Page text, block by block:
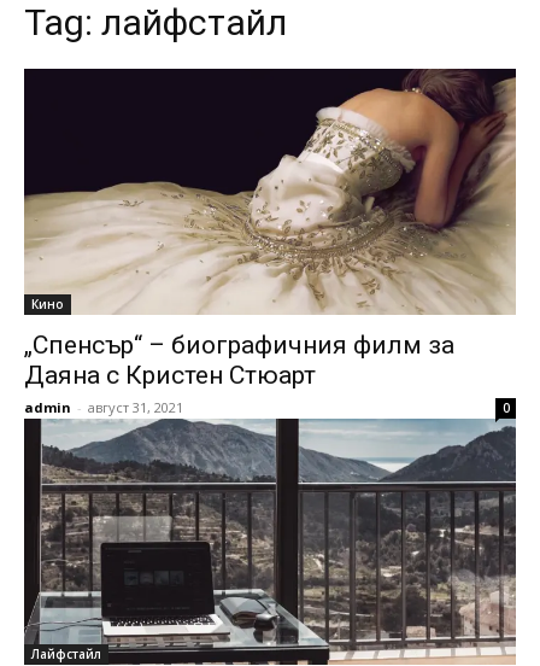
Tag: лайфстайл
Кино
„Спенсър“ – биографичния филм за
Даяна с Кристен Стюарт
admin - август 31, 2021 0
Лайфстайл